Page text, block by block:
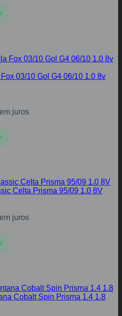
03/10 Gol G4 06/10 1.0 8v
juros
Celta Prisma 95/09 1.0 8V
juros
Cobalt Spin Prisma 1.4 1.8